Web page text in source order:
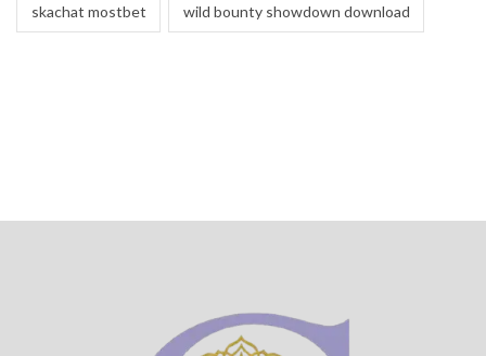
skachat mostbet wild bounty showdown download